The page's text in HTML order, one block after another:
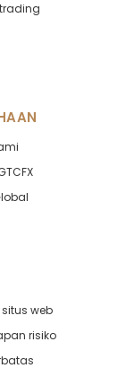
web
risiko